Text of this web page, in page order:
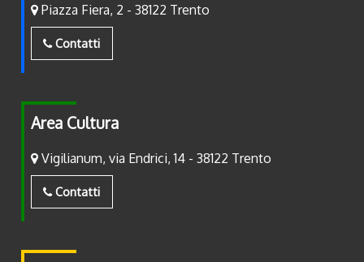
Piazza Fiera, 2 - 38122 Trento
Contatti
Area Cultura
Vigilianum, via Endrici, 14 - 38122 Trento
Contatti